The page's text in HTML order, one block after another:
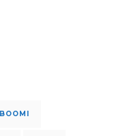
BOOMI